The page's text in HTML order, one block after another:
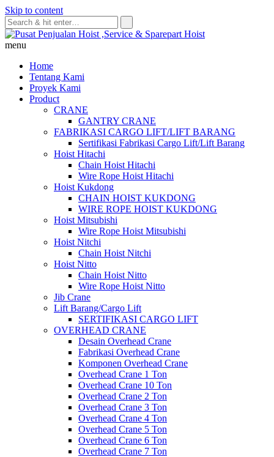
Skip to content
menu
Home
Tentang Kami
Proyek Kami
Product
CRANE
GANTRY CRANE
FABRIKASI CARGO LIFT/LIFT BARANG
Sertifikasi Fabrikasi Cargo Lift/Lift Barang
Hoist Hitachi
Chain Hoist Hitachi
Wire Rope Hoist Hitachi
Hoist Kukdong
CHAIN HOIST KUKDONG
WIRE ROPE HOIST KUKDONG
Hoist Mitsubishi
Wire Rope Hoist Mitsubishi
Hoist Nitchi
Chain Hoist Nitchi
Hoist Nitto
Chain Hoist Nitto
Wire Rope Hoist Nitto
Jib Crane
Lift Barang/Cargo Lift
SERTIFIKASI CARGO LIFT
OVERHEAD CRANE
Desain Overhead Crane
Fabrikasi Overhead Crane
Komponen Overhead Crane
Overhead Crane 1 Ton
Overhead Crane 10 Ton
Overhead Crane 2 Ton
Overhead Crane 3 Ton
Overhead Crane 4 Ton
Overhead Crane 5 Ton
Overhead Crane 6 Ton
Overhead Crane 7 Ton